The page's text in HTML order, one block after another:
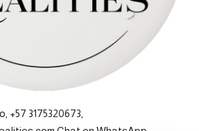
3175320673,